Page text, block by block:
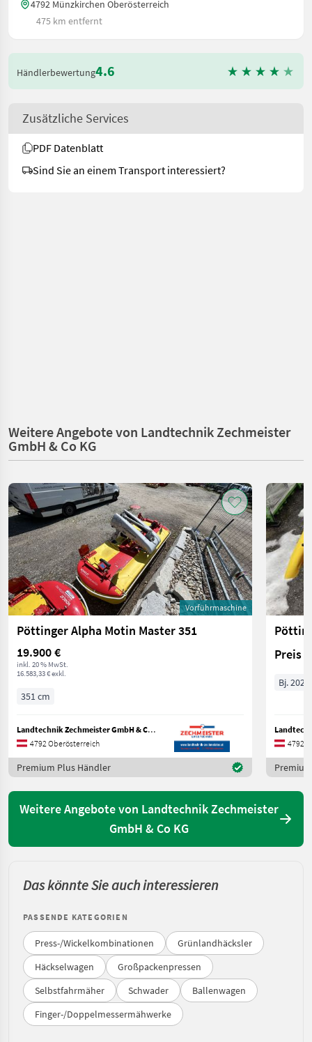
4792 Münzkirchen Oberösterreich
475 km entfernt
Händlerbewertung4.6
Zusätzliche Services
PDF Datenblatt
Sind Sie an einem Transport interessiert?
Weitere Angebote von Landtechnik Zechmeister
GmbH & Co KG
Vorführmaschine
Pöttinger Alpha Motin Master 351
19.900 €
inkl. 20 % MwSt.
16.583,33 € exkl.
351 cm
Landtechnik Zechmeister GmbH & Co KG
4792 Oberösterreich
Premium Plus Händler
Preis
Bj. 2026
4792
Weitere Angebote von Landtechnik Zechmeister
GmbH & Co KG
Das könnte Sie auch interessieren
PASSENDE KATEGORIEN
Press-/Wickelkombinationen
Grünlandhäcksler
Häckselwagen
Großpackenpressen
Selbstfahrmäher
Schwader
Ballenwagen
Finger-/Doppelmessermähwerke